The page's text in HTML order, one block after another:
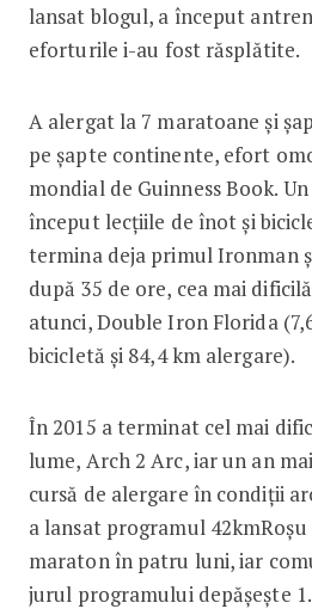
lansat blogul, a început
eforturile i-au fost răsplătite.
A alergat la 7 maratoane și
pe șapte continente, efort
mondial de Guinness Book.
început lecțiile de înot și
termina deja primul Ironman
după 35 de ore, cea mai
atunci, Double Iron Florida
bicicletă și 84,4 km alergare).
În 2015 a terminat cel mai
lume, Arch 2 Arc, iar un an
cursă de alergare în condiții
a lansat programul 42kmRoșu
maraton în patru luni, iar
jurul programului depășește